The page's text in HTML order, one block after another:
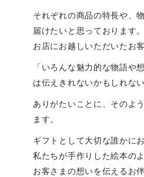
それぞれの商品の特長や、
届けたいと思っております。
お店にお越しいただいたお
「いろんな魅力的な物語や
は伝えきれないかもしれない
ありがたいことに、そのよ
ます。
ギフトとして大切な誰かに
私たちが手作りした絵本の
お客さまの想いを伝えるお